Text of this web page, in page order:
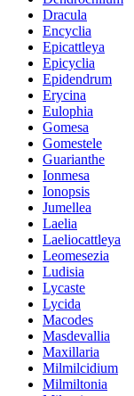
Dracula
Encyclia
Epicattleya
Epicyclia
Epidendrum
Erycina
Eulophia
Gomesa
Gomestele
Guarianthe
Ionmesa
Ionopsis
Jumellea
Laelia
Laeliocattleya
Leomesezia
Ludisia
Lycaste
Lycida
Macodes
Masdevallia
Maxillaria
Milmilcidium
Milmiltonia